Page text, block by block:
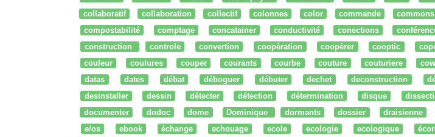
collaboratif
collaboration collectif colonnes color commande commons
compostabilité
comptage concatainer conductivité conections
construction
controle convertion coopération coopérer cooptic
couleur
coulures couper courants courbe couture couturiere
datas
dates débat déboguer débuter dechet deconstruction
desinstaller
dessin détecter détection détermination disque
documenter
dodoc dome Dominique dormants dossier draisienne
e/os
ebook échange echouage ecole ecologie ecologique